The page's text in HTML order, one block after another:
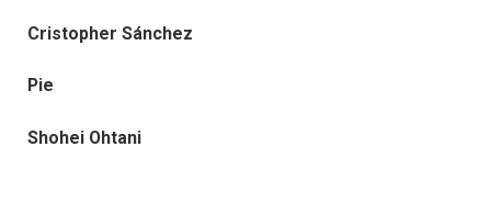
Cristopher Sánchez
Pie
Shohei Ohtani